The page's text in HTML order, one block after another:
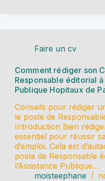
Faire un cv
Comment rédiger son
Responsable éditorial à
Publique Hopitaux de
Conseils pour rédiger
le poste de
Introduction Bien
essentiel pour réussir
d’emploi. Cela est
poste de Responsable
l’Assistance Publique…
moisteephane